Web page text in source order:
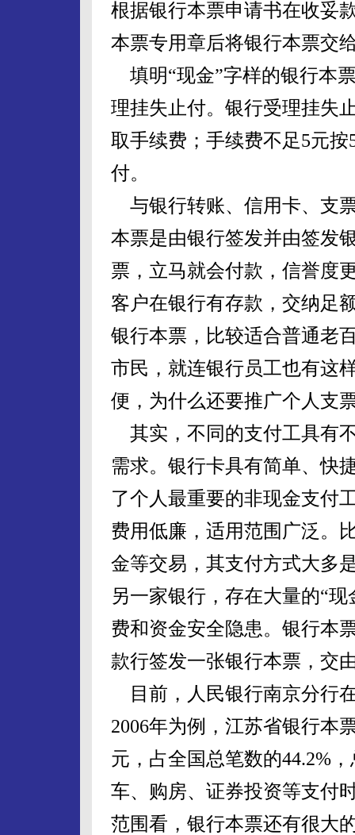
根据银行本票申请书在收妥
本票专用章后将银行本票交
填明“现金”字样的银行本
理挂失止付。银行受理挂失
取手续费；手续费不足5元
付。
与银行转账、信用卡、支
本票是由银行签发并由签发
票，立马就会付款，信誉度
客户在银行有存款，交纳足
银行本票，比较适合普通老
市民，就连银行员工也有这
便，为什么还要推广个人支
其实，不同的支付工具有
需求。银行卡具有简单、快
了个人最重要的非现金支付
费用低廉，适用范围广泛。
金等交易，其支付方式大多
另一家银行，存在大量的“
费和资金安全隐患。银行本
款行签发一张银行本票，交
目前，人民银行南京分行
2006年为例，江苏省银行本
元，占全国总笔数的44.2%
车、购房、证券投资等支付
范围看，银行本票还有很大